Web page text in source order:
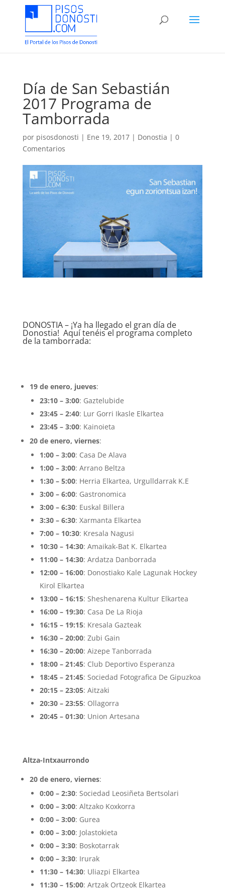
Día de San Sebastián
2017 Programa de
Tamborrada
por pisosdonosti | Ene 19, 2017| Donostia | 0
Comentarios
DONOSTIA – ¡Ya ha llegado el gran día de
Donostia! Aquí tenéis el programa completo
de la tamborrada:
19 de enero, jueves:
23:10 – 3:00: Gaztelubide
23:45 – 2:40: Lur Gorri Ikasle Elkartea
23:45 – 3:00: Kainoieta
20 de enero, viernes:
1:00 – 3:00: Casa De Alava
1:00 – 3:00: Arrano Beltza
1:30 – 5:00: Herria Elkartea, Urgulldarrak K.E
3:00 – 6:00: Gastronomica
3:00 – 6:30: Euskal Billera
3:30 – 6:30: Xarmanta Elkartea
7:00 – 10:30: Kresala Nagusi
10:30 – 14:30: Amaikak-Bat K. Elkartea
11:00 – 14:30: Ardatza Danborrada
12:00 – 16:00: Donostiako Kale Lagunak Hockey
Kirol Elkartea
13:00 – 16:15: Sheshenarena Kultur Elkartea
16:00 – 19:30: Casa De La Rioja
16:15 – 19:15: Kresala Gazteak
16:30 – 20:00: Zubi Gain
16:30 – 20:00: Aizepe Tanborrada
18:00 – 21:45: Club Deportivo Esperanza
18:45 – 21:45: Sociedad Fotografica De Gipuzkoa
20:15 – 23:05: Aitzaki
20:30 – 23:55: Ollagorra
20:45 – 01:30: Union Artesana
Altza-Intxaurrondo
20 de enero, viernes:
0:00 – 2:30: Sociedad Leosiñeta Bertsolari
0:00 – 3:00: Altzako Koxkorra
0:00 – 3:00: Gurea
0:00 – 3:00: Jolastokieta
0:00 – 3:30: Boskotarrak
0:00 – 3:30: Irurak
11:30 – 14:30: Uliazpi Elkartea
11:30 – 15:00: Artzak Ortzeok Elkartea